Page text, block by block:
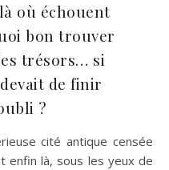
où échouent
bon trouver
trésors… si
de finir
?
cité antique censée
enfin là, sous les yeux de